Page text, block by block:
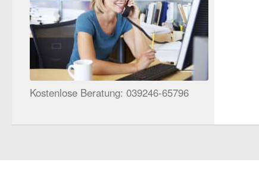
Kostenlose Beratung: 039246-65796